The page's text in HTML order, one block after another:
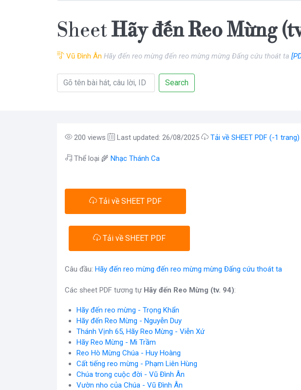
SheetHãy đến Reo Mừng
Vũ Đình Ân Hãy đến reo mừng đến reo mừng mừng Đấng cứu thoát ta
Search
200 views Last updated: 26/08/2025 Tải về SHEET PDF (-1 trang)
Thể loại 🌾 Nhạc Thánh Ca
Tải về SHEET PDF
Tải về SHEET PDF
Câu đầu: Hãy đến reo mừng đến reo mừng mừng Đấng cứu thoát ta
Các sheet PDF tương tự Hãy đến Reo Mừng (tv. 94):
Hãy đến reo mừng - Trọng Khẩn
Hãy đến Reo Mừng - Nguyễn Duy
Thánh Vịnh 65, Hãy Reo Mừng - Viễn Xứ
Hãy Reo Mừng - Mi Trầm
Reo Hò Mừng Chúa - Huy Hoàng
Cất tiếng reo mừng - Phạm Liên Hùng
Chúa trong cuộc đời - Vũ Đình Ân
Vườn nho của Chúa - Vũ Đình Ân